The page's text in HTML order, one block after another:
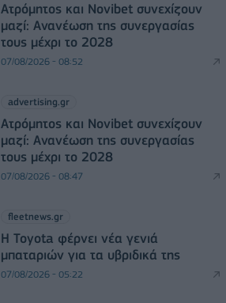
Ατρόμητος και Novibet συνεχίζουν
μαζί: Ανανέωση της συνεργασίας
τους μέχρι το 2028
07/08/2026 - 08:52
advertising.gr
Ατρόμητος και Novibet συνεχίζουν
μαζί: Ανανέωση της συνεργασίας
τους μέχρι το 2028
07/08/2026 - 08:47
fleetnews.gr
Η Toyota φέρνει νέα γενιά
μπαταριών για τα υβριδικά της
07/08/2026 - 05:22